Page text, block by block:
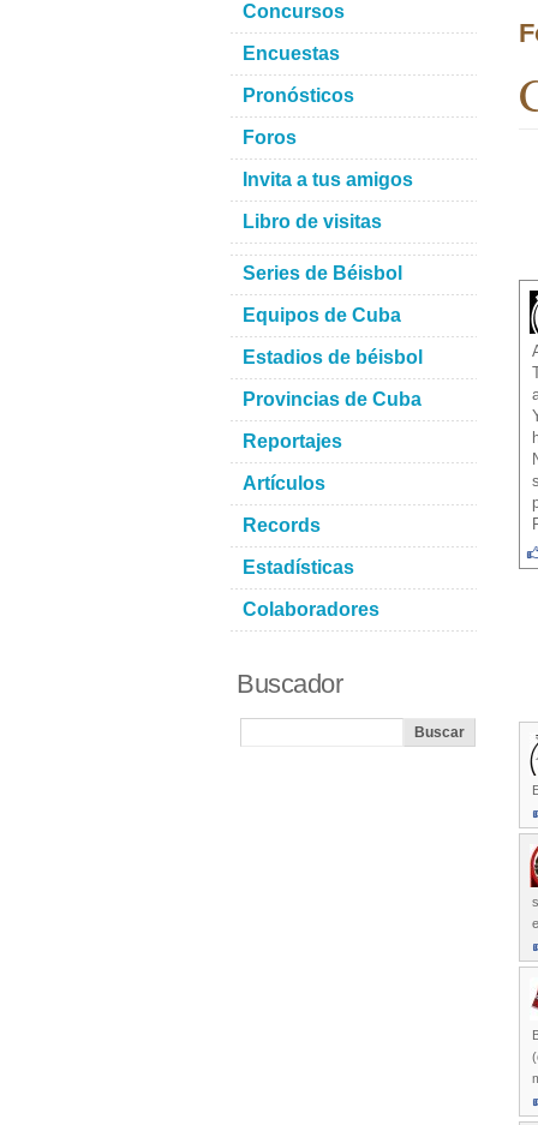
Concursos
Encuestas
Pronósticos
Foros
Invita a tus amigos
Libro de visitas
Series de Béisbol
Equipos de Cuba
Estadios de béisbol
Provincias de Cuba
Reportajes
Artículos
Records
Estadísticas
Colaboradores
Buscador